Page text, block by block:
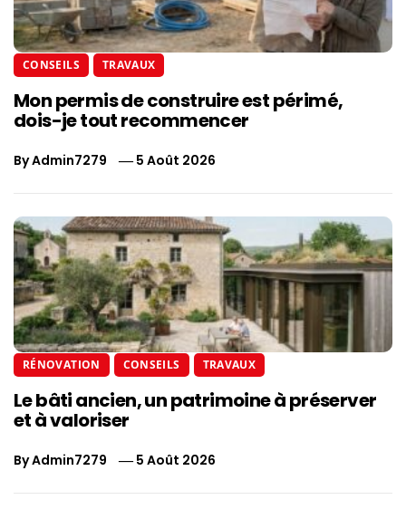
CONSEILS TRAVAUX
Mon permis de construire est périmé,
dois-je tout recommencer
ByAdmin7279 5 Août 2026
RÉNOVATION CONSEILS TRAVAUX
Le bâti ancien, un patrimoine à préserver
et à valoriser
ByAdmin7279 5 Août 2026